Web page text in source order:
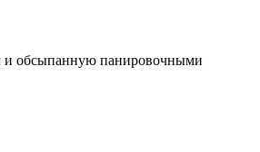
и обсыпанную панировочными